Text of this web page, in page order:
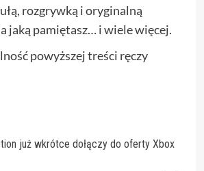
rozgrywką i oryginalną
jaką pamiętasz… i wiele więcej.
powyższej treści ręczy
już wkrótce dołączy do oferty Xbox